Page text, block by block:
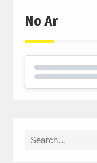
No Ar
Search